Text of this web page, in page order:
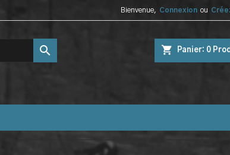
Bienvenue, Connexion ou
shopping_cart Panier: 0
